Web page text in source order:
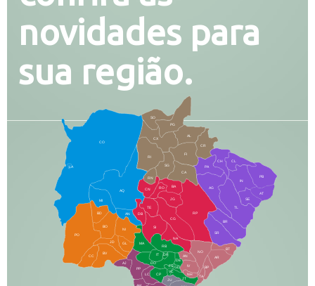
novidades para
sua região.
CO
AQ
MI
AN
CX
RI
AL
CR
FI
SG
BA
CA
PA
CH CL
PB
SE
TL
AG
BR
SR
BT
AR
RP
RO
JG
CG
SI
NA
TA
NH
JT
RB
MA
IT
DR
DO
CP
JU
BD
BO
NI
JD
PO
BV
CC
PP
AJ
LC
DB
TE
IN
NO
BP
RN
CN
GL
AN
IV
FS
VC
GD
DE
AT
PG
SO
LA